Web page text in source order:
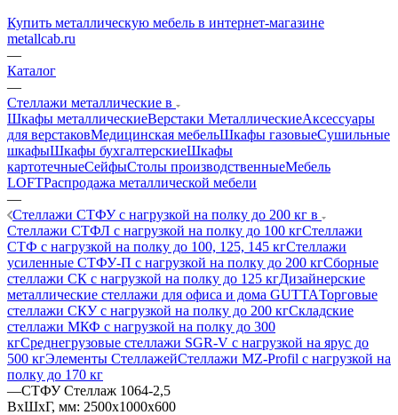
Купить металлическую мебель в интернет-магазине
metallcab.ru
—
Каталог
—
Стеллажи металлические в
Шкафы металлическиеВерстаки МеталлическиеАксессуары
для верстаковМедицинская мебельШкафы газовыеСушильные
шкафыШкафы бухгалтерскиеШкафы
картотечныеСейфыСтолы производственныеМебель
LOFTРаспродажа металлической мебели
—
Стеллажи СТФУ с нагрузкой на полку до 200 кг в
Стеллажи СТФЛ с нагрузкой на полку до 100 кгСтеллажи
СТФ с нагрузкой на полку до 100, 125, 145 кгСтеллажи
усиленные СТФУ-П с нагрузкой на полку до 200 кгСборные
стеллажи СК с нагрузкой на полку до 125 кгДизайнерские
металлические стеллажи для офиса и дома GUTTAТорговые
стеллажи СКУ с нагрузкой на полку до 200 кгСкладские
стеллажи МКФ с нагрузкой на полку до 300
кгСреднегрузовые стеллажи SGR-V с нагрузкой на ярус до
500 кгЭлементы СтеллажейСтеллажи MZ-Profil с нагрузкой на
полку до 170 кг
—СТФУ Стеллаж 1064-2,5
ВхШхГ, мм: 2500x1000x600